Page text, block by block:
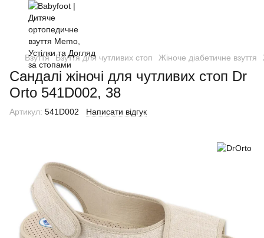
Взуття Взуття для чутливих стоп Жіноче діабетичне взуття
Cандалі жіночі для чутливих стоп Dr
Orto 541D002, 38
Артикул: 541D002 Написати відгук